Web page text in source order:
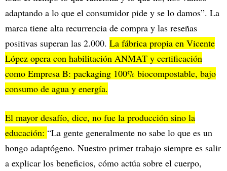
adaptando a lo que el consumidor pide y se lo damos”. La
marca tiene alta recurrencia de compra y las reseñas
positivas superan las 2.000. La fábrica propia en Vicente
López opera con habilitación ANMAT y certificación
como Empresa B: packaging 100% biocompostable, bajo
consumo de agua y energía.
El mayor desafío, dice, no fue la producción sino la
educación: “La gente generalmente no sabe lo que es un
hongo adaptógeno. Nuestro primer trabajo siempre es salir
a explicar los beneficios, cómo actúa sobre el cuerpo,